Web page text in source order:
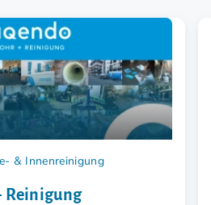
& Innenreinigung
Reinigung